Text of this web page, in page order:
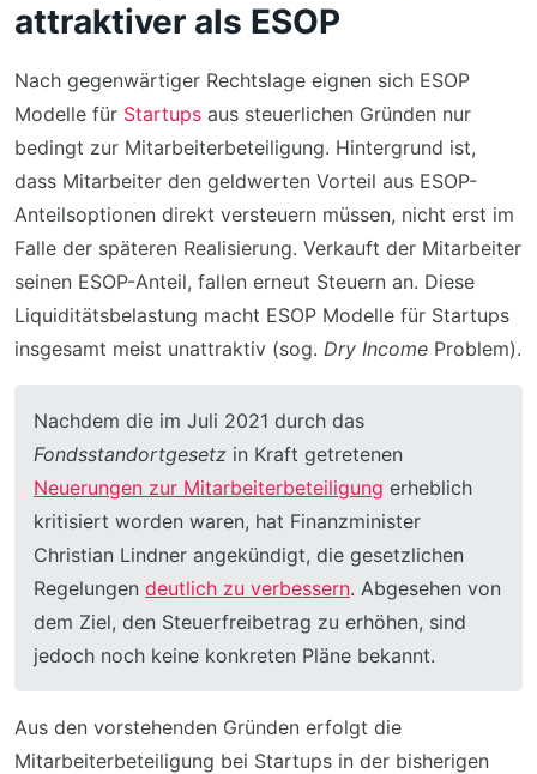
attraktiver als ESOP
Nach gegenwärtiger Rechtslage eignen sich ESOP
Modelle für Startups aus steuerlichen Gründen nur
bedingt zur Mitarbeiterbeteiligung. Hintergrund ist,
dass Mitarbeiter den geldwerten Vorteil aus ESOP-
Anteilsoptionen direkt versteuern müssen, nicht erst im
Falle der späteren Realisierung. Verkauft der Mitarbeiter
seinen ESOP-Anteil, fallen erneut Steuern an. Diese
Liquiditätsbelastung macht ESOP Modelle für Startups
insgesamt meist unattraktiv (sog. Dry Income Problem).
Nachdem die im Juli 2021 durch das
Fondsstandortgesetz in Kraft getretenen
Neuerungen zur Mitarbeiterbeteiligung erheblich
kritisiert worden waren, hat Finanzminister
Christian Lindner angekündigt, die gesetzlichen
Regelungen deutlich zu verbessern. Abgesehen von
dem Ziel, den Steuerfreibetrag zu erhöhen, sind
jedoch noch keine konkreten Pläne bekannt.
Aus den vorstehenden Gründen erfolgt die
Mitarbeiterbeteiligung bei Startups in der bisherigen